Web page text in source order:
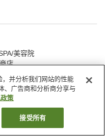
美容院
商店
宫滨温泉 旅馆 神崎
并分析我们网站的性能
、广告商和分析商分享与
策
接受所有